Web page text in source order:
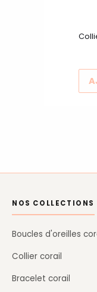
NOS COLLECTIONS
Boucles d'oreilles
Collier corail
Bracelet corail